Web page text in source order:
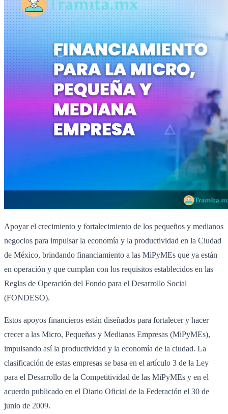
Apoyar el crecimiento y fortalecimiento de los pequeños y medianos
negocios para impulsar la economía y la productividad en la Ciudad
de México, brindando financiamiento a las MiPyMEs que ya están
en operación y que cumplan con los requisitos establecidos en las
Reglas de Operación del Fondo para el Desarrollo Social
(FONDESO).
Estos apoyos financieros están diseñados para fortalecer y hacer
crecer a las Micro, Pequeñas y Medianas Empresas (MiPyMEs),
impulsando así la productividad y la economía de la ciudad. La
clasificación de estas empresas se basa en el artículo 3 de la Ley
para el Desarrollo de la Competitividad de las MiPyMEs y en el
acuerdo publicado en el Diario Oficial de la Federación el 30 de
junio de 2009.